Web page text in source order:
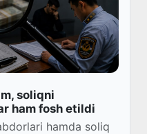
soliqni
ham fosh etildi
hamda soliq